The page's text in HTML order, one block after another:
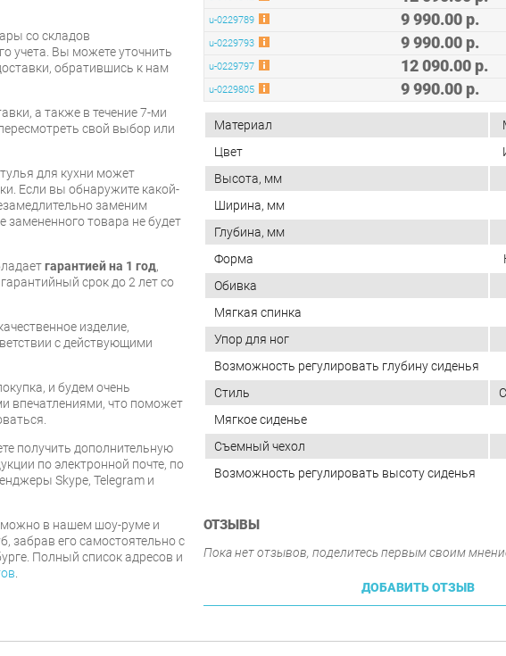
u-0229789 9 990.00 р.
u-0229793 9 990.00 р.
u-0229797 12 090.00 р.
u-0229805 9 990.00 р.
со складов
учета. Вы можете уточнить
обратившись к нам
а также в течение 7-ми
свой выбор или
для кухни может
Если вы обнаружите какой-
заменим
товара не будет
гарантией на 1 год,
срок до 2 лет со
изделие,
с действующими
и будем очень
впечатлениями, что поможет
получить дополнительную
по электронной почте, по
Skype, Telegram и
можно в нашем шоу-руме и
забрав его самостоятельно с
Полный список адресов и
Материал
Цвет
Высота, мм
Ширина, мм
Глубина, мм
Форма
Обивка
Мягкая спинка
Упор для ног
Возможность регулировать глубину сиденья
Стиль
Мягкое сиденье
Съемный чехол
Возможность регулировать высоту сиденья
ОТЗЫВЫ
Пока нет отзывов, поделитесь первым своим
ДОБАВИТЬ ОТЗЫВ